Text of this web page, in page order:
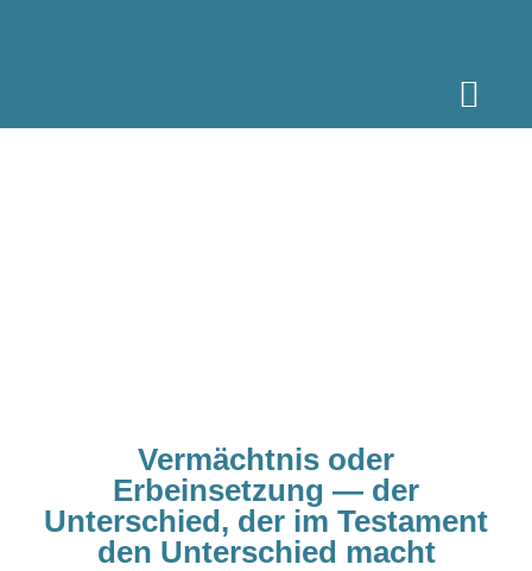
Vermächtnis oder
Erbeinsetzung — der
Unterschied, der im Testament
den Unterschied macht